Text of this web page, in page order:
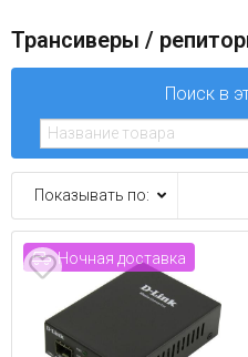
Трансиверы /
Поиск в
Показывать по:
Ночная доставка